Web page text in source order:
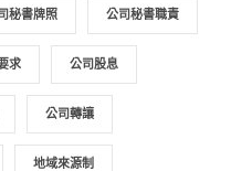
秘書牌照 公司秘書職責
求 公司股息
公司轉讓
地域來源制